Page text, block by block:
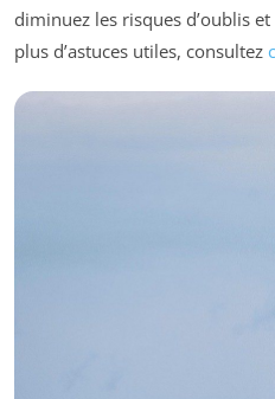
diminuez les risques d’oublis
plus d’astuces utiles, consultez